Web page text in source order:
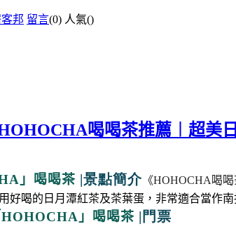
邦 留言(0) 人氣()
喝喝茶推薦︱超美
」喝喝茶 |景點簡介 《HOHOCHA 喝喝
好喝的日月潭紅茶及茶葉蛋，非常適合當作南
HOHOCHA」喝喝茶 |門票